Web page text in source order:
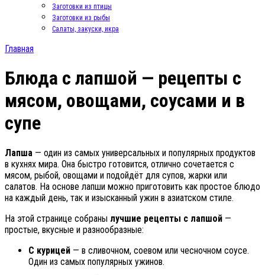
Заготовки из птицы
Заготовки из рыбы
Салаты, закуски, икра
Главная
Блюда с лапшой — рецепты с
мясом, овощами, соусами и в
супе
Лапша — один из самых универсальных и популярных продуктов
в кухнях мира. Она быстро готовится, отлично сочетается с
мясом, рыбой, овощами и подойдёт для супов, жарки или
салатов. На основе лапши можно приготовить как простое блюдо
на каждый день, так и изысканный ужин в азиатском стиле.
На этой странице собраны лучшие рецепты с лапшой —
простые, вкусные и разнообразные:
С курицей — в сливочном, соевом или чесночном соусе.
Один из самых популярных ужинов.